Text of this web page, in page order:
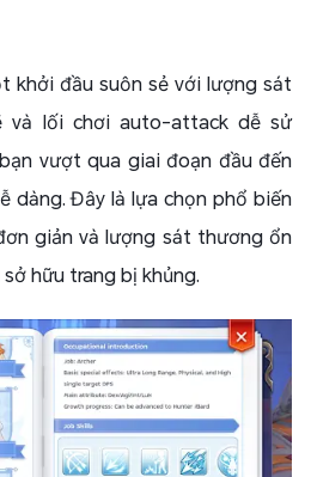
khởi đầu suôn sẻ với lượng sát
và lối chơi auto-attack dễ sử
vượt qua giai đoạn đầu đến
dàng. Đây là lựa chọn phổ biến
giản và lượng sát thương ổn
hữu trang bị khủng.